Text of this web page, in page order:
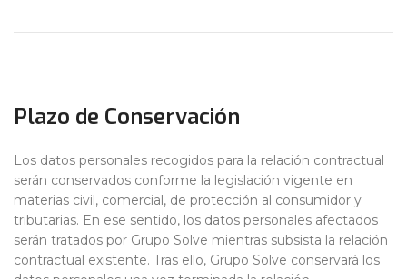
Plazo de Conservación
Los datos personales recogidos para la relación contractual
serán conservados conforme la legislación vigente en
materias civil, comercial, de protección al consumidor y
tributarias. En ese sentido, los datos personales afectados
serán tratados por Grupo Solve mientras subsista la relación
contractual existente. Tras ello, Grupo Solve conservará los